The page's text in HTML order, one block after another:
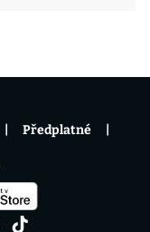
Předplatné